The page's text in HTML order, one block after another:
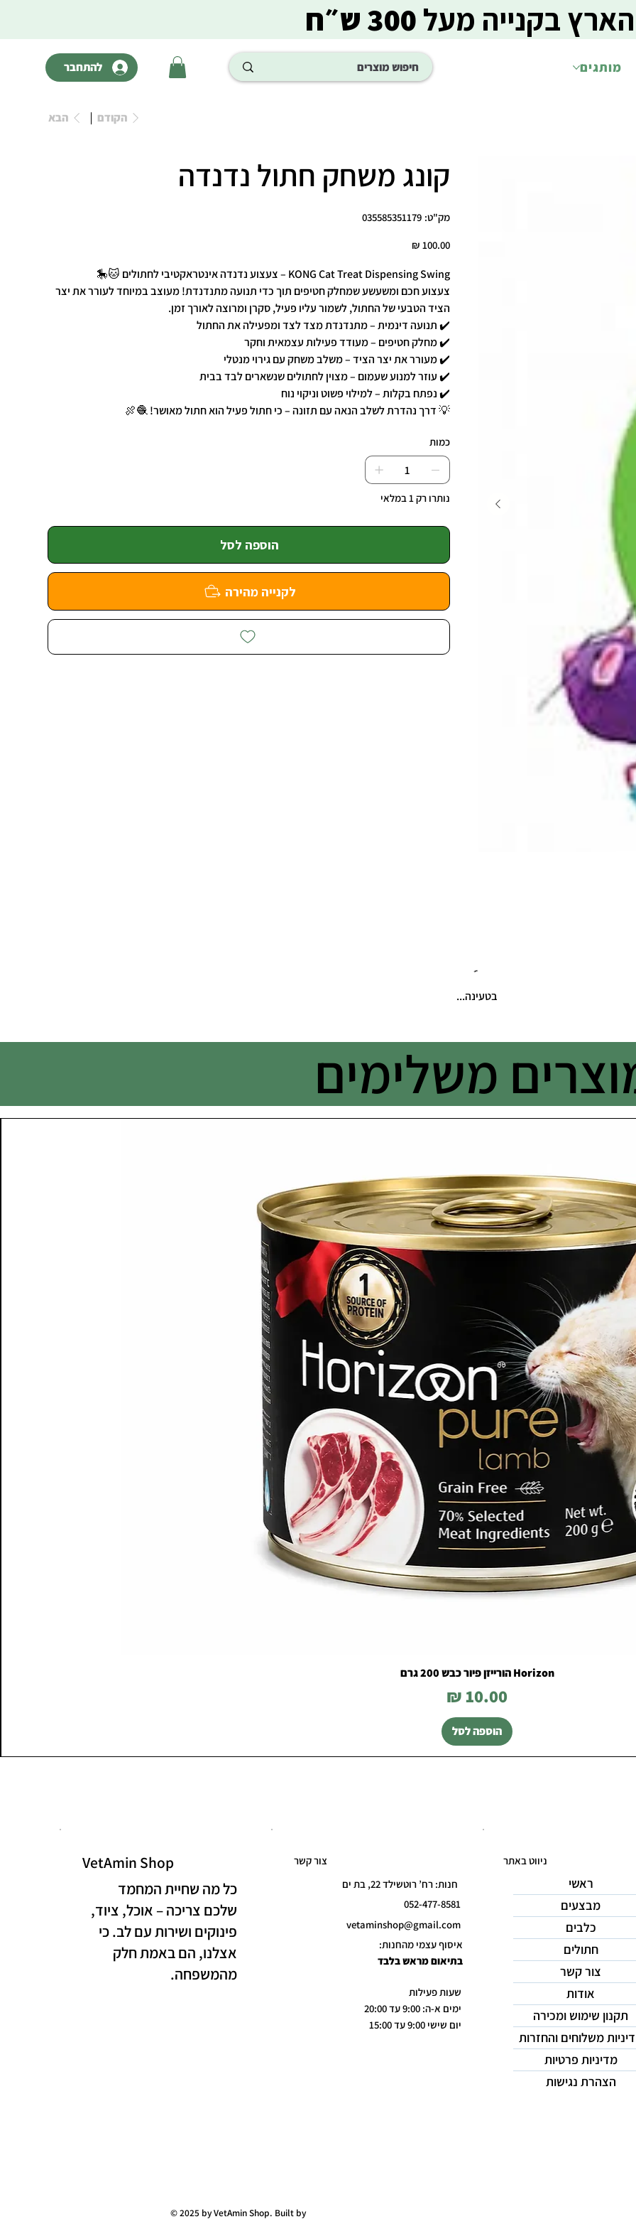
מותגים להתחבר
בקנייה מעל300 ש״ח
הקודם הבא
קונג משחק חתול נדנדה
מק"ט:
מק"ט
035585351179
035585351179
מחיר ‏100.00 ‏₪
KONG Cat Treat Dispensing Swing – צעצוע נדנדה אינטראקטיבי לחתולים 🐱🎠
צעצוע חכם ומשעשע שמחלק חטיפים תוך כדי תנועה מתנדנדת! מעוצב במיוחד לעורר את יצר
הציד הטבעי של החתול, לשמור עליו פעיל, סקרן ומרוצה לאורך זמן.
✔️ תנועה דינמית – מתנדנדת מצד לצד ומפעילה את החתול
✔️ מחלק חטיפים – מעודד פעילות עצמאית וחקר
✔️ מעורר את יצר הציד – משלב משחק עם גירוי מנטלי
✔️ עוזר למנוע שעמום – מצוין לחתולים שנשארים לבד בבית
✔️ נפתח בקלות – למילוי פשוט וניקוי נוח
💡 דרך נהדרת לשלב הנאה עם תזונה – כי חתול פעיל הוא חתול מאושר! 🧶🍖
כמות
נותרו רק 1 במלאי
הוספה לסל
לקנייה מהירה
בטעינה...
משלימים
Horizon הורייזן פיור כבש 200 גרם
מחיר
הוספה לסל
VetAmin Shop
כל מה שחיית המחמד
שלכם צריכה – אוכל, ציוד,
פינוקים ושירות עם לב. כי
אצלנו, הם באמת חלק
מהמשפחה.
חנות: רח’ רוטשילד 22, בת ים
052-477-8581
vetaminshop@gmail.com
איסוף עצמי מהחנות:
בתיאום מראש בלבד
שעות פעילות
ימים א-ה: 9:00 עד 20:00
יום שישי 9:00 עד 15:00
צור קשר ניווט באתר
ראשי
מבצעים
כלבים
חתולים
צור קשר
אודות
תקנון שימוש ומכירה
משלוחים והחזרות
מדיניות פרטיות
הצהרת נגישות
© 2025 by VetAmin Shop. Built by